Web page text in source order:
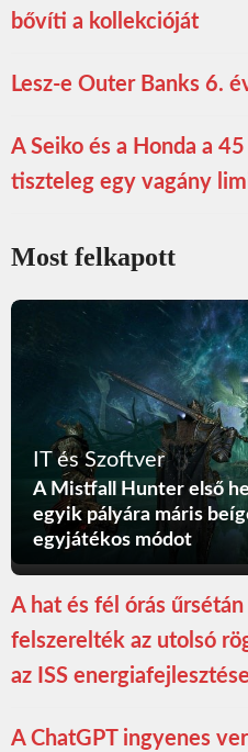
bővíti a kollekcióját
Lesz-e Outer Banks 6.
A Seiko és a Honda a
tiszteleg egy vagány
Most felkapott
IT és Szoftver
A Mistfall Hunter első
egyik pályára máris
egyjátékos módot
A hat és fél órás
felszerelték az utolsó
az ISS
A ChatGPT ingyenes